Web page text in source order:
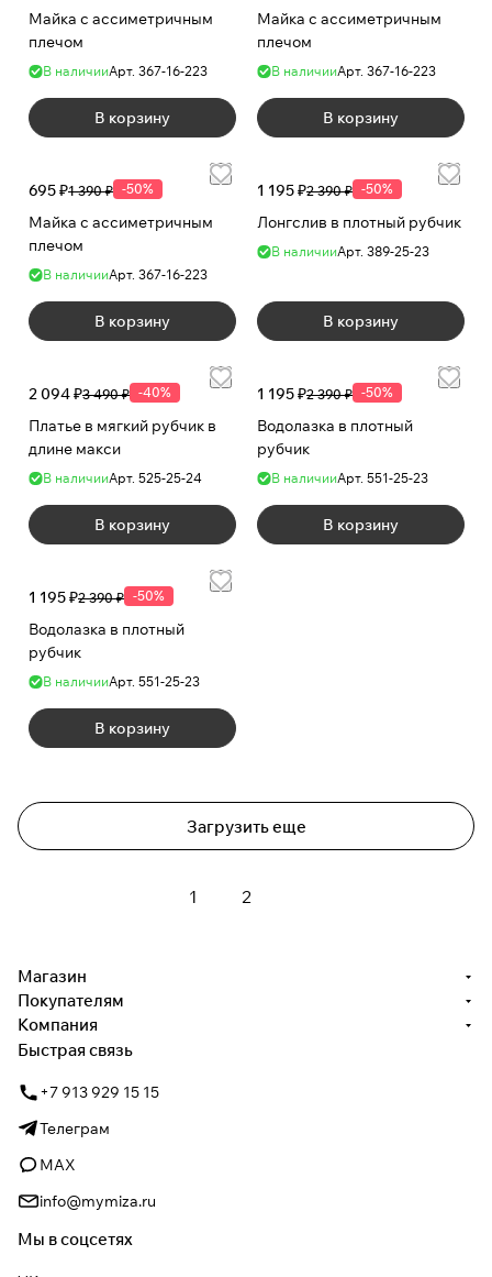
Майка с ассиметричным
плечом
В наличииАрт. 367-16-223
В корзину
Майка с ассиметричным
плечом
В наличииАрт. 367-16-223
В корзину
695 ₽1 390 ₽ -50%
Майка с ассиметричным
плечом
В наличииАрт. 367-16-223
В корзину
1 195 ₽2 390 ₽ -50%
Лонгслив в плотный рубчик
В наличииАрт. 389-25-23
В корзину
2 094 ₽3 490 ₽ -40%
Платье в мягкий рубчик в
длине макси
В наличииАрт. 525-25-24
В корзину
1 195 ₽2 390 ₽ -50%
Водолазка в плотный
рубчик
В наличииАрт. 551-25-23
В корзину
1 195 ₽2 390 ₽ -50%
Водолазка в плотный
рубчик
В наличииАрт. 551-25-23
В корзину
Загрузить еще
1 2
Магазин
Покупателям
Компания
Быстрая связь
+7 913 929 15 15
Телеграм
MAX
info@mymiza.ru
Мы в соцсетях